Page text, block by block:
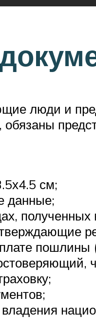
люди и
обязаны
см;
данные;
пошлины